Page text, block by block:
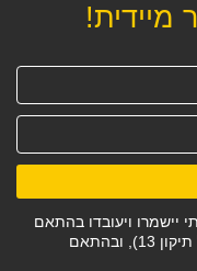
יישמרו ויעובדו בהתאם
לחוק הגנת הפרטיות, התשמ"א–1981 (כולל תיקון 13), ובהתאם